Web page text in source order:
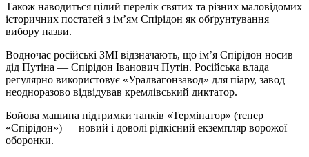
Також наводиться цілий перелік святих та різних маловідомих
історичних постатей з ім’ям Спірідон як обґрунтування
вибору назви.
Водночас російські ЗМІ відзначають, що ім’я Спірідон носив
дід Путіна — Спірідон Іванович Путін. Російська влада
регулярно використовує «Уралвагонзавод» для піару, завод
неодноразово відвідував кремлівський диктатор.
Бойова машина підтримки танків «Термінатор» (тепер
«Спірідон») — новий і доволі рідкісний екземпляр ворожої
оборонки.